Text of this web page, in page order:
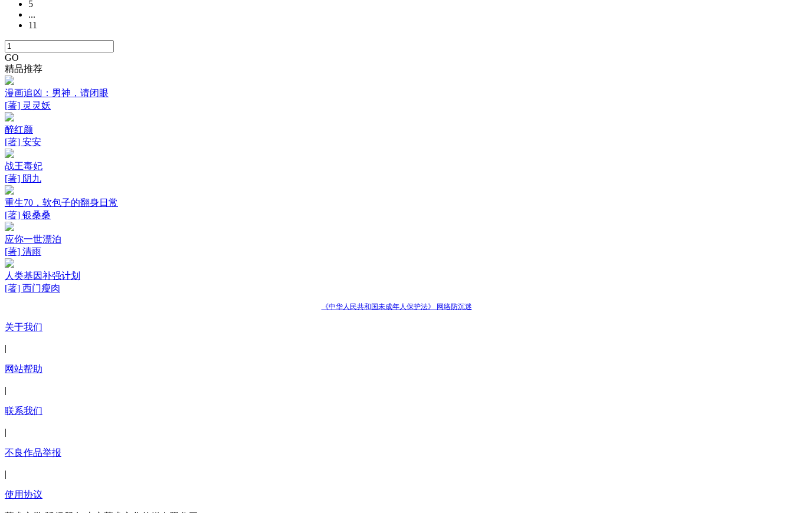
5
...
11
GO
精品推荐
漫画追凶：男神，请闭眼
[著] 灵灵妖
醉红颜
[著] 安安
战王毒妃
[著] 阴九
重生70，软包子的翻身日常
[著] 银桑桑
应你一世漂泊
[著] 清雨
人类基因补强计划
[著] 西门瘦肉
《中华人民共和国未成年人保护法》 网络防沉迷
关于我们
|
网站帮助
|
联系我们
|
不良作品举报
|
使用协议